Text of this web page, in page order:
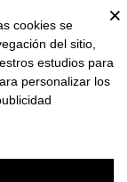
×
cookies se
del sitio,
estudios para
personalizar los